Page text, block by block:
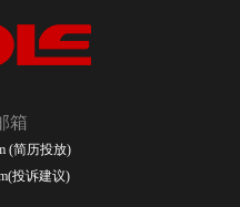
箱
(简历投放)
投诉建议)